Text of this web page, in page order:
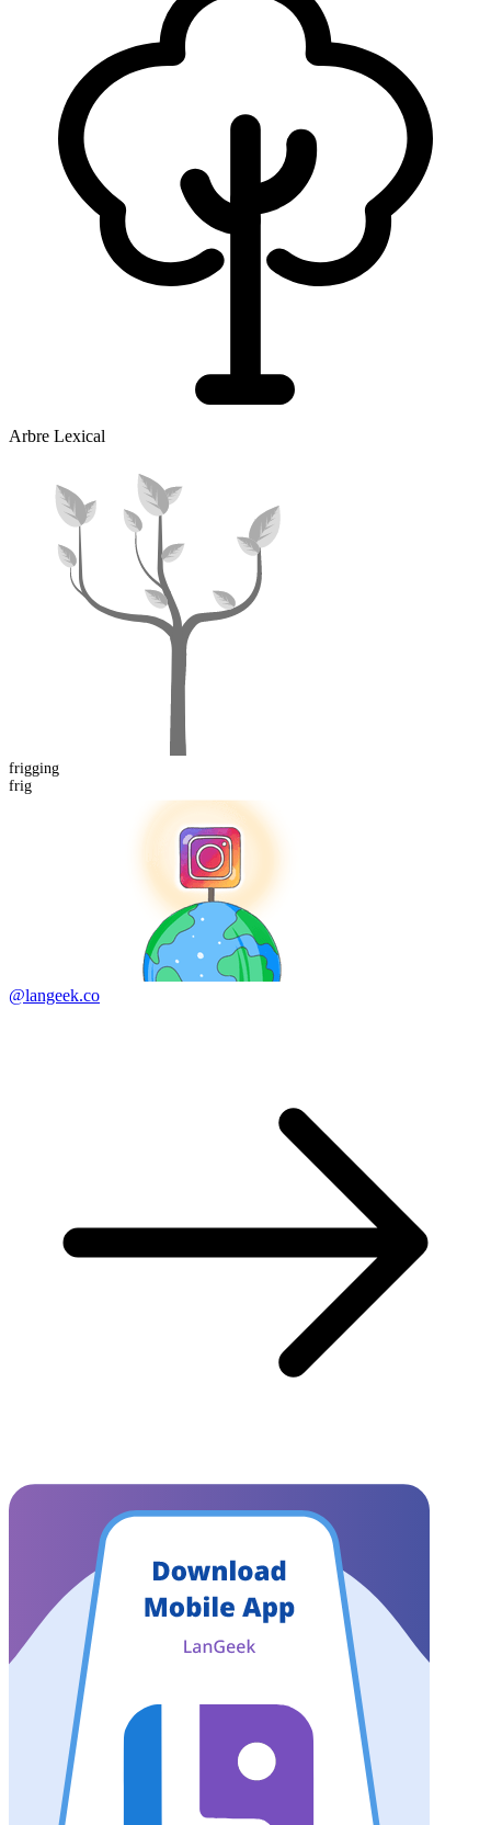
Arbre Lexical
frigging
frig
@langeek.co